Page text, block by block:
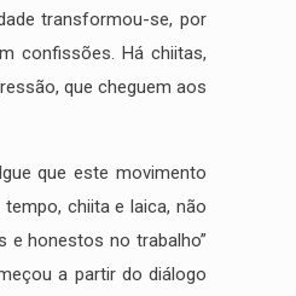
transformou-se, por
confissões. Há chiitas,
que cheguem aos
que este movimento
chiita e laica, não
e honestos no trabalho”
a partir do diálogo